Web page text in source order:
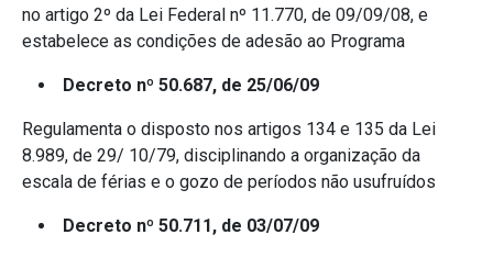
no artigo 2º da Lei Federal nº 11.770, de 09/09/08, e
estabelece as condições de adesão ao Programa
Decreto nº 50.687, de 25/06/09
Regulamenta o disposto nos artigos 134 e 135 da Lei
8.989, de 29/ 10/79, disciplinando a organização da
escala de férias e o gozo de períodos não usufruídos
Decreto nº 50.711, de 03/07/09